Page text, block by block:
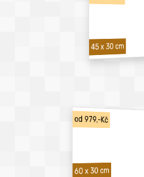
45 x 30 cm
od 979,-Kč
60 x 30 cm